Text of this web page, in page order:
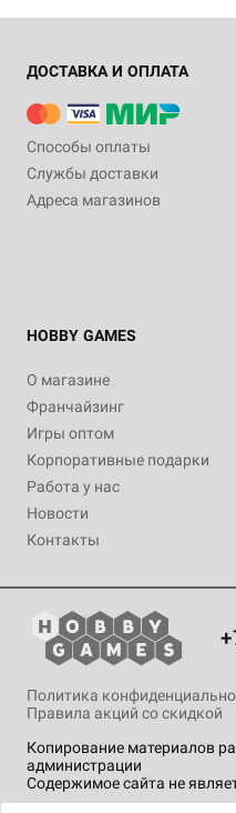
ДОСТАВКА И ОПЛАТА
Способы оплаты
Службы доставки
Адреса магазинов
HOBBY GAMES
О магазине
Франчайзинг
Игры оптом
Корпоративные подарки
Работа у нас
Новости
Контакты
Копирование материалов
администрации
Содержимое сайта не
Политика
Правила акций со скидкой